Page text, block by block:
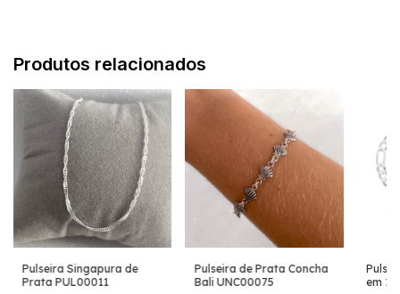
Produtos relacionados
Pulseira Singapura de
Prata PUL00011
Pulseira de Prata Concha
Bali UNC00075
em 1